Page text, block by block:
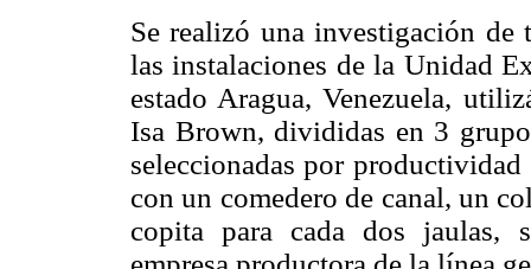
Se realizó una investigación
las instalaciones de la Unidad
estado Aragua, Venezuela,
Isa Brown, divididas en 3
seleccionadas por
con un comedero de canal, un
copita para cada dos jaulas,